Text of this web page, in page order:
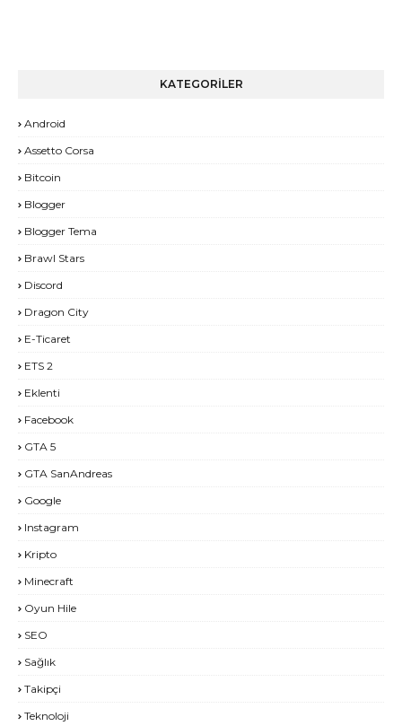
KATEGORİLER
Android
Assetto Corsa
Bitcoin
Blogger
Blogger Tema
Brawl Stars
Discord
Dragon City
E-Ticaret
ETS 2
Eklenti
Facebook
GTA 5
GTA SanAndreas
Google
Instagram
Kripto
Minecraft
Oyun Hile
SEO
Sağlık
Takipçi
Teknoloji